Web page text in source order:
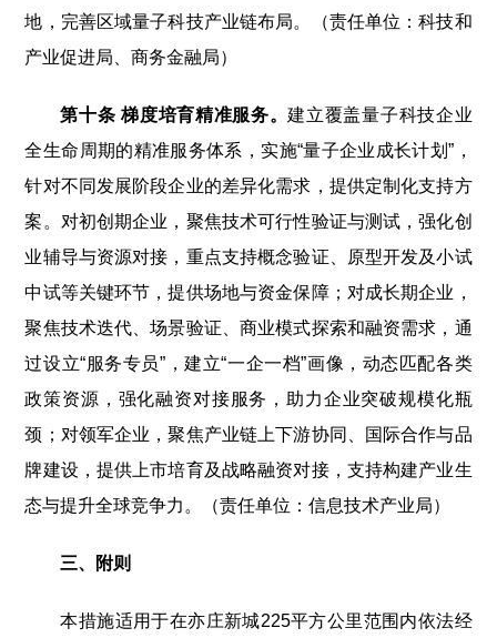
地，完善区域量子科技产业链布局。（责任单位：科技和
产业促进局、商务金融局）
第十条 梯度培育精准服务。建立覆盖量子科技企业
全生命周期的精准服务体系，实施“量子企业成长计划”，
针对不同发展阶段企业的差异化需求，提供定制化支持方
案。对初创期企业，聚焦技术可行性验证与测试，强化创
业辅导与资源对接，重点支持概念验证、原型开发及小试
中试等关键环节，提供场地与资金保障；对成长期企业，
聚焦技术迭代、场景验证、商业模式探索和融资需求，通
过设立“服务专员”，建立“一企一档”画像，动态匹配各类
政策资源，强化融资对接服务，助力企业突破规模化瓶
颈；对领军企业，聚焦产业链上下游协同、国际合作与品
牌建设，提供上市培育及战略融资对接，支持构建产业生
态与提升全球竞争力。（责任单位：信息技术产业局）
三、附则
本措施适用于在亦庄新城225平方公里范围内依法经